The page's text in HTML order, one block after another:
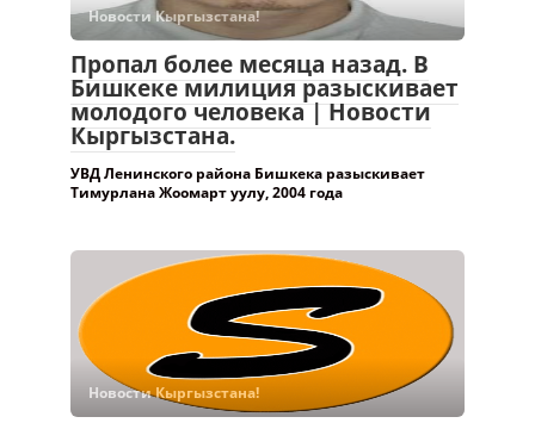
Новости Кыргызстана!
Пропал более месяца назад. В
Бишкеке милиция разыскивает
молодого человека | Новости
Кыргызстана.
УВД Ленинского района Бишкека разыскивает
Тимурлана Жоомарт уулу, 2004 года
Новости Кыргызстана!